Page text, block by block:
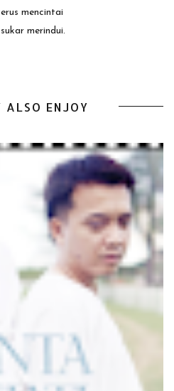
mencintai
merindui.
ALSO ENJOY